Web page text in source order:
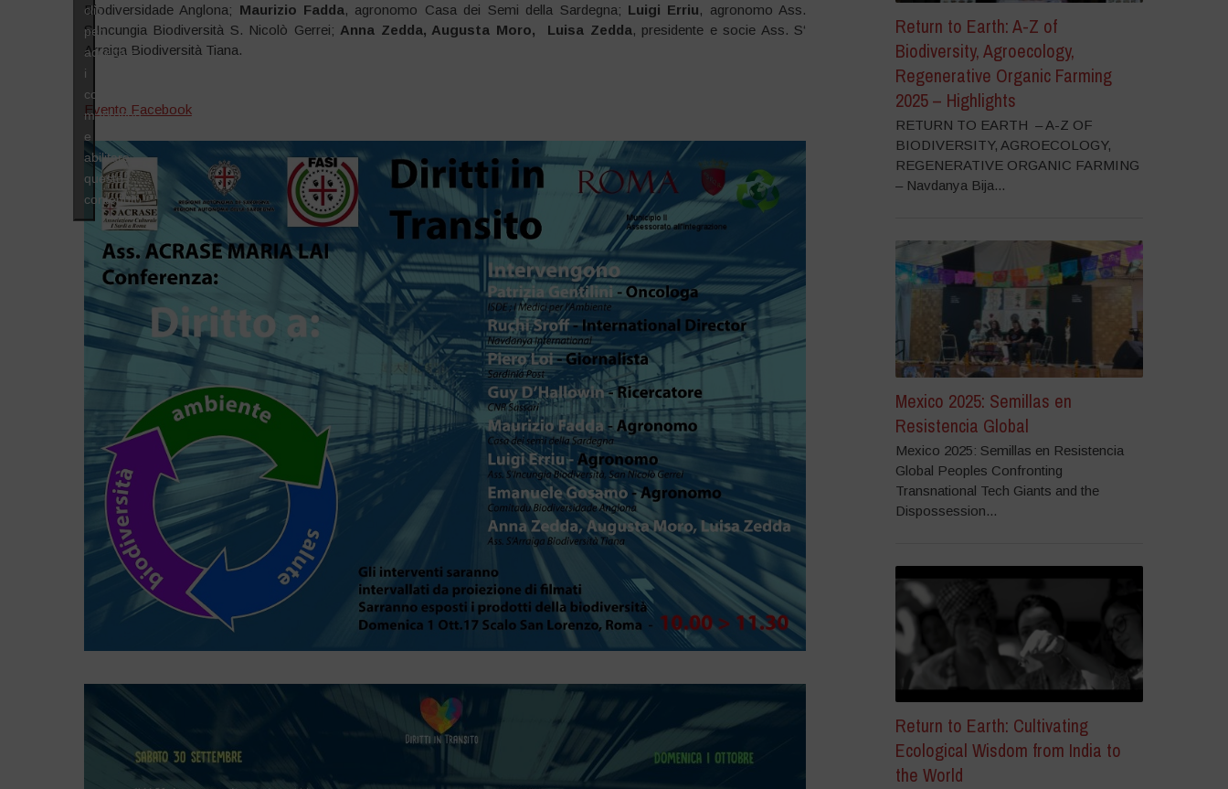
Biodiversidade Anglona; Maurizio Fadda, agronomo Casa dei Semi della Sardegna; Luigi Erriu, agronomo Ass.
S’Incungia Biodiversità S. Nicolò Gerrei; Anna Zedda, Augusta Moro, Luisa Zedda, presidente e socie Ass. S‘
Arraiga Biodiversità Tiana.
clic
per
accettare
i
cookie
marketing
e
abilitare
questo
contenuto
Evento Facebook
Return to Earth: A-Z of
Biodiversity, Agroecology,
Regenerative Organic Farming
2025 – Highlights
RETURN TO EARTH – A-Z OF
BIODIVERSITY, AGROECOLOGY,
REGENERATIVE ORGANIC FARMING
– Navdanya Bija...
Mexico 2025: Semillas en
Resistencia Global
Mexico 2025: Semillas en Resistencia
Global Peoples Confronting
Transnational Tech Giants and the
Dispossession...
Return to Earth: Cultivating
Ecological Wisdom from India to
the World